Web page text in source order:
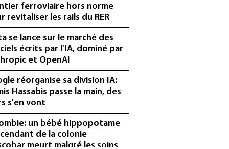
ferroviaire hors norme
revitaliser les rails du RER
se lance sur le marché des
écrits par l'IA, dominé par
et OpenAI
réorganise sa division IA:
Hassabis passe la main, des
s'en vont
un bébé hippopotame
de la colonie
meurt malgré les soins